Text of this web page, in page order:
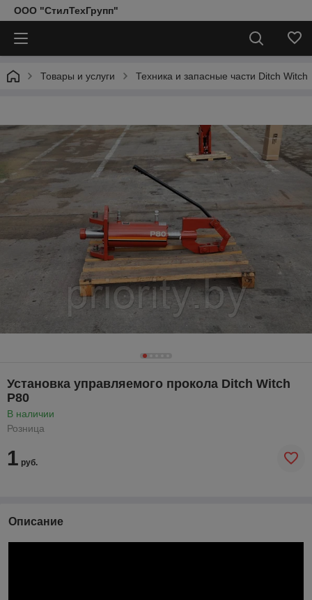
ООО "СтилТехГрупп"
Товары и услуги Техника и запасные части Ditch Witch
Установка управляемого прокола Ditch Witch
P80
В наличии
Розница
1 руб.
Описание